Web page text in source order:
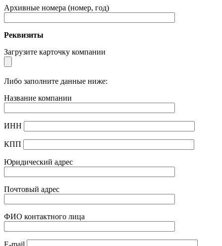
Архивные номера (номер, год)
Реквизиты
Загрузите карточку компании
Либо заполните данные ниже:
Название компании
ИНН
КПП
Юридический адрес
Почтовый адрес
ФИО контактного лица
E-mail